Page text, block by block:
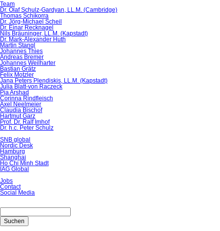
Team
Dr. Olaf Schulz-Gardyan, LL.M. (Cambridge)
Thomas Schikorra
Dr. Jörg-Michael Scheil
Dr. Einar Recknagel
Nils Bräuninger, LL.M. (Kapstadt)
Dr. Mark-Alexander Huth
Martin Stangl
Johannes Thies
Andreas Bremer
Johannes Weilharter
Bastian Grätz
Felix Motzler
Jana Peters Plendiskis, LL.M. (Kapstadt)
Julia Blatt-von Raczeck
Pia Arshad
Corinna Rindfleisch
Axel Neelmeier
Claudia Bischof
Hartmut Garz
Prof. Dr. Ralf Imhof
Dr. h.c. Peter Schulz
SNB global
Nordic Desk
Hamburg
Shanghai
Ho Chi Minh Stadt
IAG Global
Jobs
Contact
Social Media
Suchen